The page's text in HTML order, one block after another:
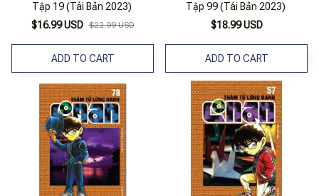
Tập 19 (Tái Bản 2023)
$16.99 USD $22.99 USD
ADD TO CART
Tập 99 (Tái Bản 2023)
$18.99 USD
ADD TO CART